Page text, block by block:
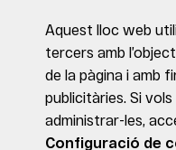
Puig de Sant Roc, 1
17180 VILABLAREIX
(Girona)
Tel. +34 972 40 50
Aquest lloc web
tercers amb
de la pàgina i amb
publicitàries. Si
administrar-les,
Configuració de